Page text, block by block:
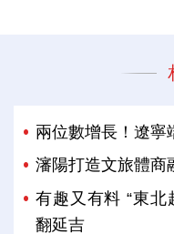
兩位數增長！遼寧
瀋陽打造文旅體商
有趣又有料 “東北
翻延吉